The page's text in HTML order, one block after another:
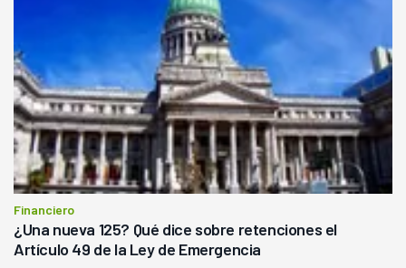
Financiero
¿Una nueva 125? Qué dice sobre retenciones el
Artículo 49 de la Ley de Emergencia